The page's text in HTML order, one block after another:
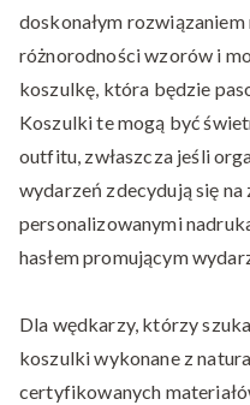
doskonałym
różnorodności wzorów i
koszulkę, która będzie
Koszulki te mogą być
outfitu, zwłaszcza jeśli
wydarzeń zdecydują się
personalizowanymi
hasłem promującym
Dla wędkarzy, którzy
koszulki wykonane z
certyfikowanych